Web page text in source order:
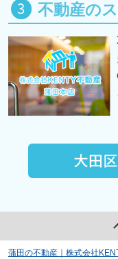
不動産の
蒲田の不動産｜株式会社